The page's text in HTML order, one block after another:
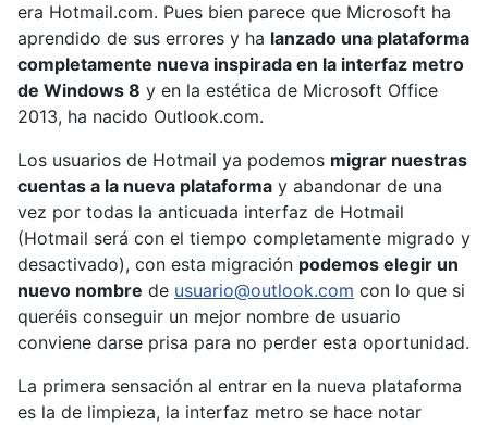
era Hotmail.com. Pues bien parece que Microsoft ha
aprendido de sus errores y ha lanzado una plataforma
completamente nueva inspirada en la interfaz metro
de Windows 8 y en la estética de Microsoft Office
2013, ha nacido Outlook.com.
Los usuarios de Hotmail ya podemos migrar nuestras
cuentas a la nueva plataforma y abandonar de una
vez por todas la anticuada interfaz de Hotmail
(Hotmail será con el tiempo completamente migrado y
desactivado), con esta migración podemos elegir un
nuevo nombre de usuario@outlook.com con lo que si
queréis conseguir un mejor nombre de usuario
conviene darse prisa para no perder esta oportunidad.
La primera sensación al entrar en la nueva plataforma
es la de limpieza, la interfaz metro se hace notar